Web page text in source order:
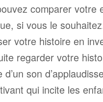
comparer votre
si vous le
votre histoire en
regarder votre
son
qui incite les